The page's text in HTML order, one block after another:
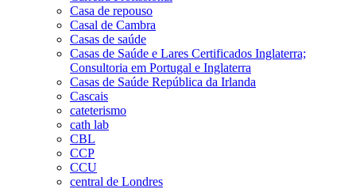
Casa de repouso
Casal de Cambra
Casas de saúde
Casas de Saúde e Lares Certificados Inglaterra;
Consultoria em Portugal e Inglaterra
Casas de Saúde República da Irlanda
Cascais
cateterismo
cath lab
CBL
CCP
CCU
central de Londres